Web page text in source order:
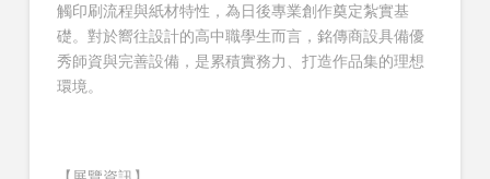
觸印刷流程與紙材特性，為日後專業創作奠定紮實基
礎。對於嚮往設計的高中職學生而言，銘傳商設具備優
秀師資與完善設備，是累積實務力、打造作品集的理想
環境。